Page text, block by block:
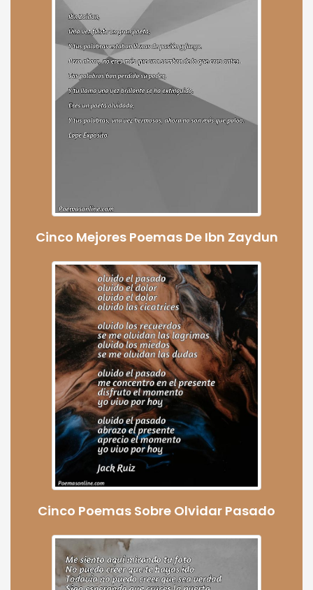
Cinco Mejores Poemas De Ibn Zaydun
Cinco Poemas Sobre Olvidar Pasado